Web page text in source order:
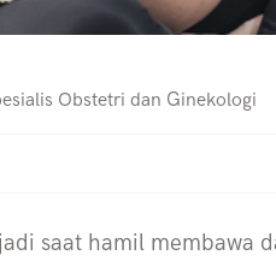
Obstetri dan Ginekologi
saat hamil membawa